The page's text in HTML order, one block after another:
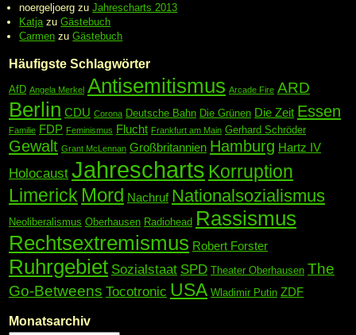
noergeljoerg zuJahrescharts 2013
Katja zuGästebuch
Carmen zuGästebuch
Häufigste Schlagwörter
AfD Angela Merkel Antisemitismus Arcade Fire ARD
Berlin CDU Corona Deutsche Bahn Die Grünen Die Zeit Essen
Familie FDP Feminismus Flucht Frankfurt am Main Gerhard Schröder
Gewalt Grant McLennan Großbritannien Hamburg Hartz IV
Holocaust Jahrescharts Korruption
Limerick Mord Nachruf Nationalsozialismus
Neoliberalismus Oberhausen Radiohead Rassismus
Rechtsextremismus Robert Forster
Ruhrgebiet Sozialstaat SPD Theater Oberhausen The
Go-Betweens Tocotronic USA Wladimir Putin ZDF
Monatsarchiv